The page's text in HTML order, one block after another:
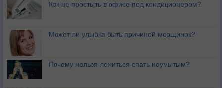
Как не простыть в офисе под кондиционером?
Может ли улыбка быть причиной морщинок?
Почему нельзя ложиться спать неумытым?